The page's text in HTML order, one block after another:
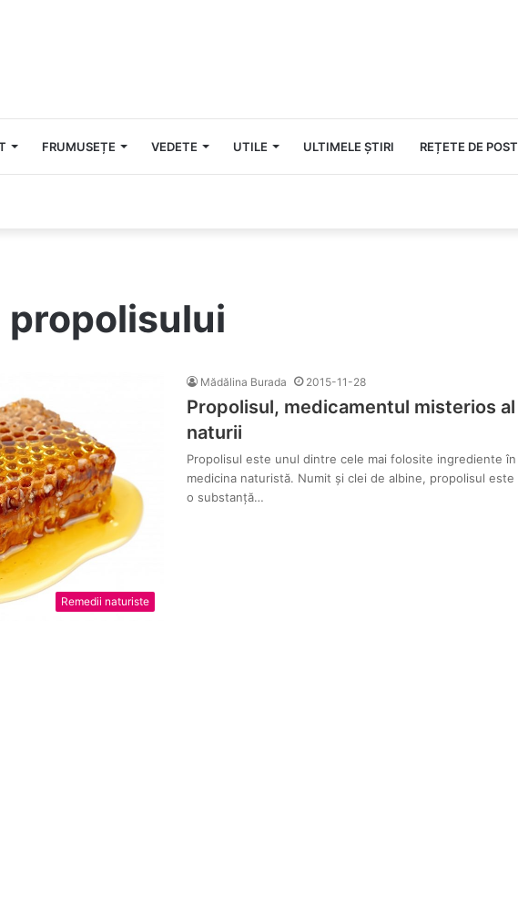
FRUMUSEȚE VEDETE UTILE ULTIMELE ȘTIRI REȚETE DE POST
Remedii naturiste
Mădălina Burada 2015-11-28
Propolisul, medicamentul misterios al
naturii
Propolisul este unul dintre cele mai folosite ingrediente în
medicina naturistă. Numit și clei de albine, propolisul este
o substanță…